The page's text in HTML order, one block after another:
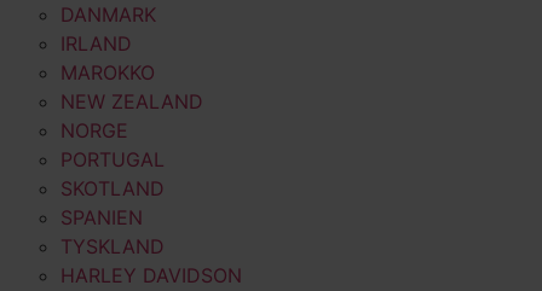
DANMARK
IRLAND
MAROKKO
NEW ZEALAND
NORGE
PORTUGAL
SKOTLAND
SPANIEN
TYSKLAND
HARLEY DAVIDSON